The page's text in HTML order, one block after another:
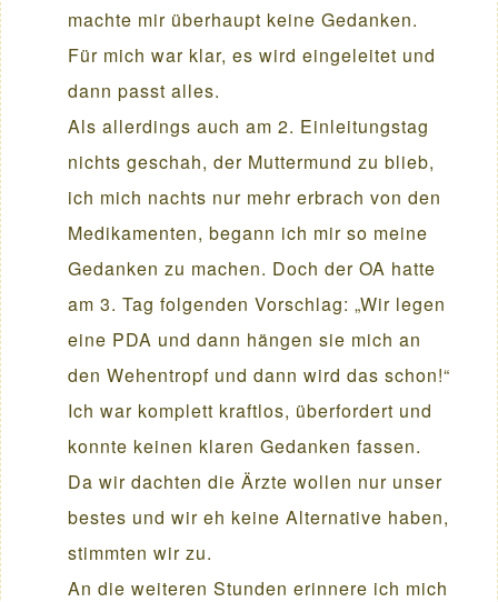
machte mir überhaupt keine Gedanken.
Für mich war klar, es wird eingeleitet und
dann passt alles.
Als allerdings auch am 2. Einleitungstag
nichts geschah, der Muttermund zu blieb,
ich mich nachts nur mehr erbrach von den
Medikamenten, begann ich mir so meine
Gedanken zu machen. Doch der OA hatte
am 3. Tag folgenden Vorschlag: „Wir legen
eine PDA und dann hängen sie mich an
den Wehentropf und dann wird das schon!“
Ich war komplett kraftlos, überfordert und
konnte keinen klaren Gedanken fassen.
Da wir dachten die Ärzte wollen nur unser
bestes und wir eh keine Alternative haben,
stimmten wir zu.
An die weiteren Stunden erinnere ich mich